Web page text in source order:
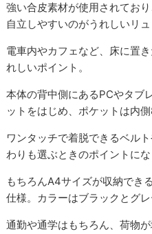
強い合皮素材が使用されてお
自立しやすいのがうれしいリュ
電車内やカフェなど、床に置
れしいポイント。
本体の背中側にあるPCやタブ
ットをはじめ、ポケットは内
ワンタッチで着脱できるベル
わりも選ぶときのポイントにな
もちろんA4サイズが収納でき
仕様。カラーはブラックとグレ
通勤や通学はもちろん、荷物